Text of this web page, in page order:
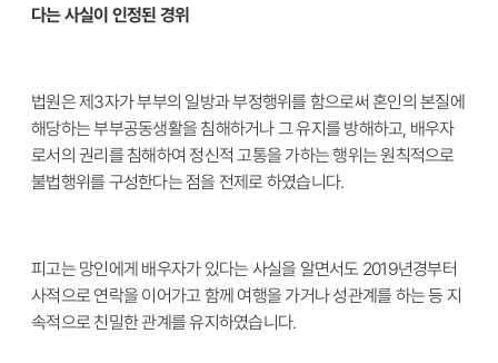
다는 사실이 인정된 경위
법원은 제3자가 부부의 일방과 부정행위를 함으로써 혼인의 본질에
해당하는 부부공동생활을 침해하거나 그 유지를 방해하고, 배우자
로서의 권리를 침해하여 정신적 고통을 가하는 행위는 원칙적으로
불법행위를 구성한다는 점을 전제로 하였습니다.
피고는 망인에게 배우자가 있다는 사실을 알면서도 2019년경부터
사적으로 연락을 이어가고 함께 여행을 가거나 성관계를 하는 등 지
속적으로 친밀한 관계를 유지하였습니다.